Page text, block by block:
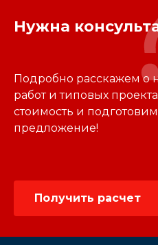
Нужна
Подробно расскажем о
работ и типовых
стоимость и
предложение!
Получить расчет